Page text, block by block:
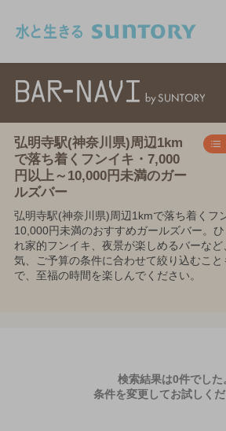
弘明寺駅(神奈川県)周辺1km
で落ち着くフンイキ・7,000
円以上～10,000円未満のガー
ルズバー
弘明寺駅(神奈川県)周辺1kmで落ち着くフ
10,000円未満のおすすめガールズバー。
れ家的フンイキ、夜景が楽しめるバーな
気、ご予算の条件に合わせて絞り込むこ
で、至福の時間を楽しんでください。
検索結果は0件でした
条件を変更してお試しくだ